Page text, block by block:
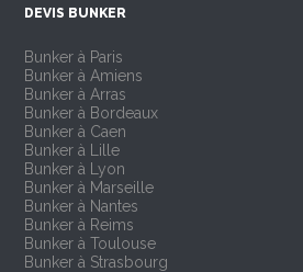
DEVIS BUNKER
Bunker à Paris
Bunker à Amiens
Bunker à Arras
Bunker à Bordeaux
Bunker à Caen
Bunker à Lille
Bunker à Lyon
Bunker à Marseille
Bunker à Nantes
Bunker à Reims
Bunker à Toulouse
Bunker à Strasbourg